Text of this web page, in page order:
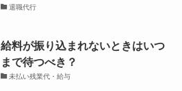
退職代行
給料が振り込まれないときはいつ
まで待つべき？
未払い残業代・給与